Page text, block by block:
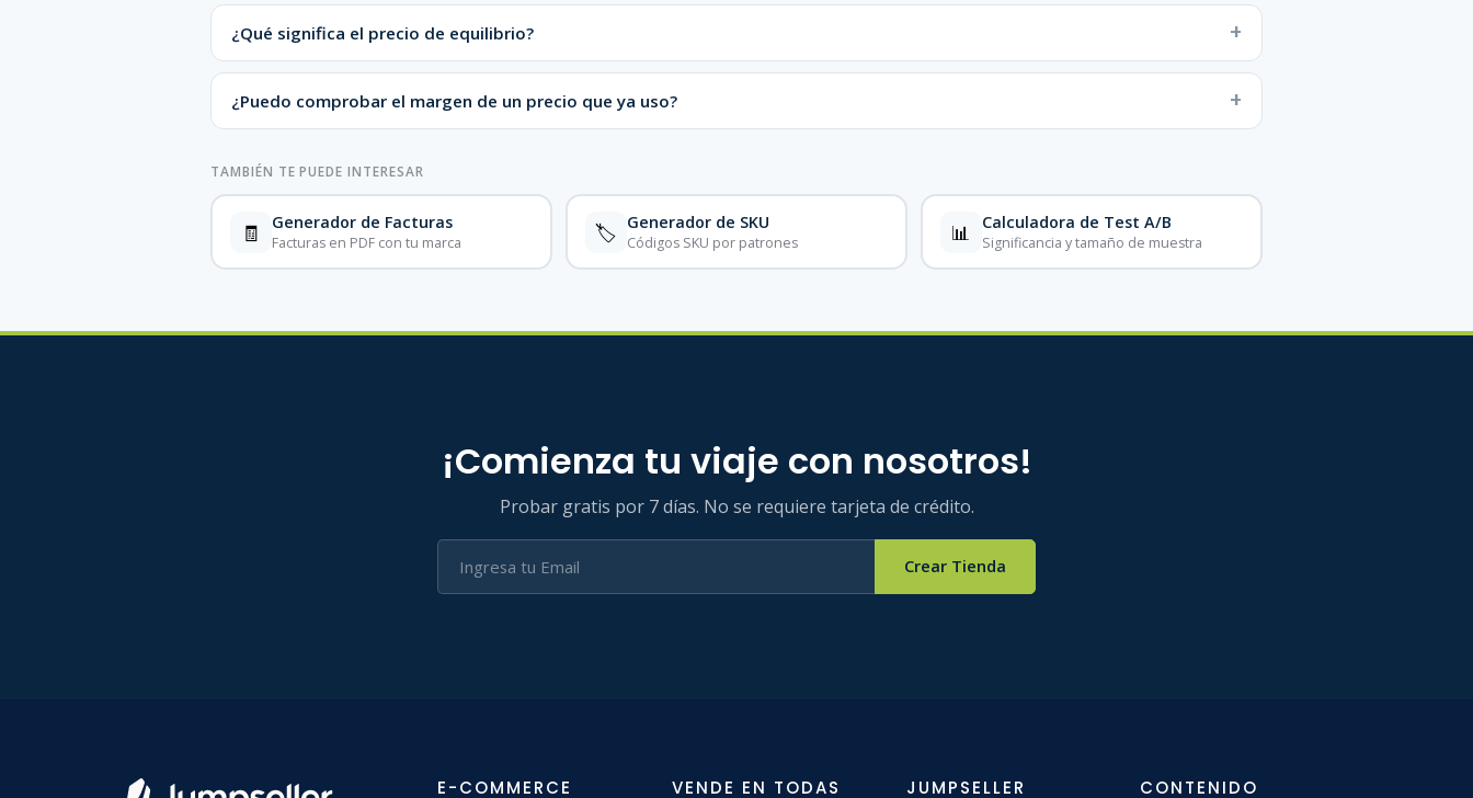
¿Qué significa el precio de equilibrio?
¿Puedo comprobar el margen de un precio que ya uso?
TAMBIÉN TE PUEDE INTERESAR
🧾 Generador de Facturas
Facturas en PDF con tu marca 🏷️ Generador de SKU
Códigos SKU por patrones 📊 Calculadora de Test A/B
Significancia y tamaño de muestra
¡Comienza tu viaje con nosotros!
Probar gratis por 7 días. No se requiere tarjeta de crédito.
Crear Tienda
E-COMMERCE
VENDE EN TODAS
JUMPSELLER CONTENIDO